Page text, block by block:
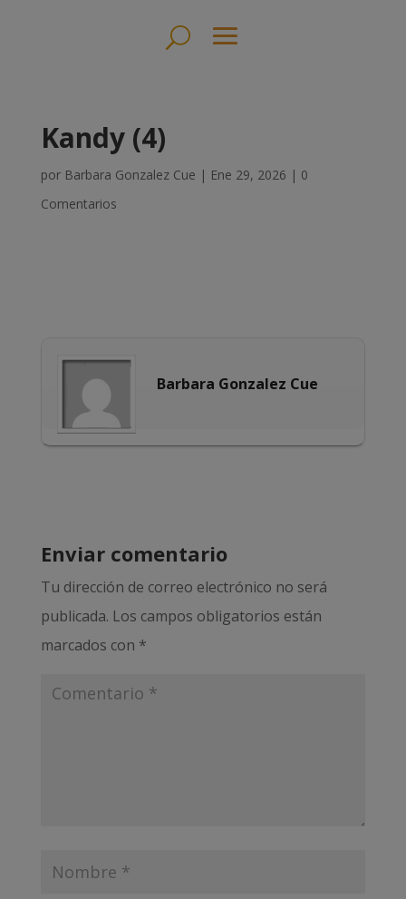
Kandy (4)
por Barbara Gonzalez Cue | Ene 29, 2026 | 0
Comentarios
Barbara Gonzalez Cue
Enviar comentario
Tu dirección de correo electrónico no será
publicada. Los campos obligatorios están
marcados con *